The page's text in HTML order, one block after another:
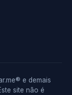
e demais
site não é